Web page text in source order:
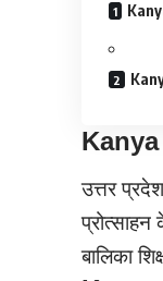
उत्तर
बालिका